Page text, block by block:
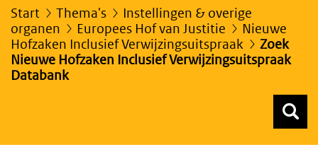
Start Thema's
Instellingen & overige
organen
Europees Hof van Justitie
Nieuwe
Hofzaken Inclusief Verwijzingsuitspraak
Zoek
Nieuwe Hofzaken Inclusief Verwijzingsuitspraak
Databank